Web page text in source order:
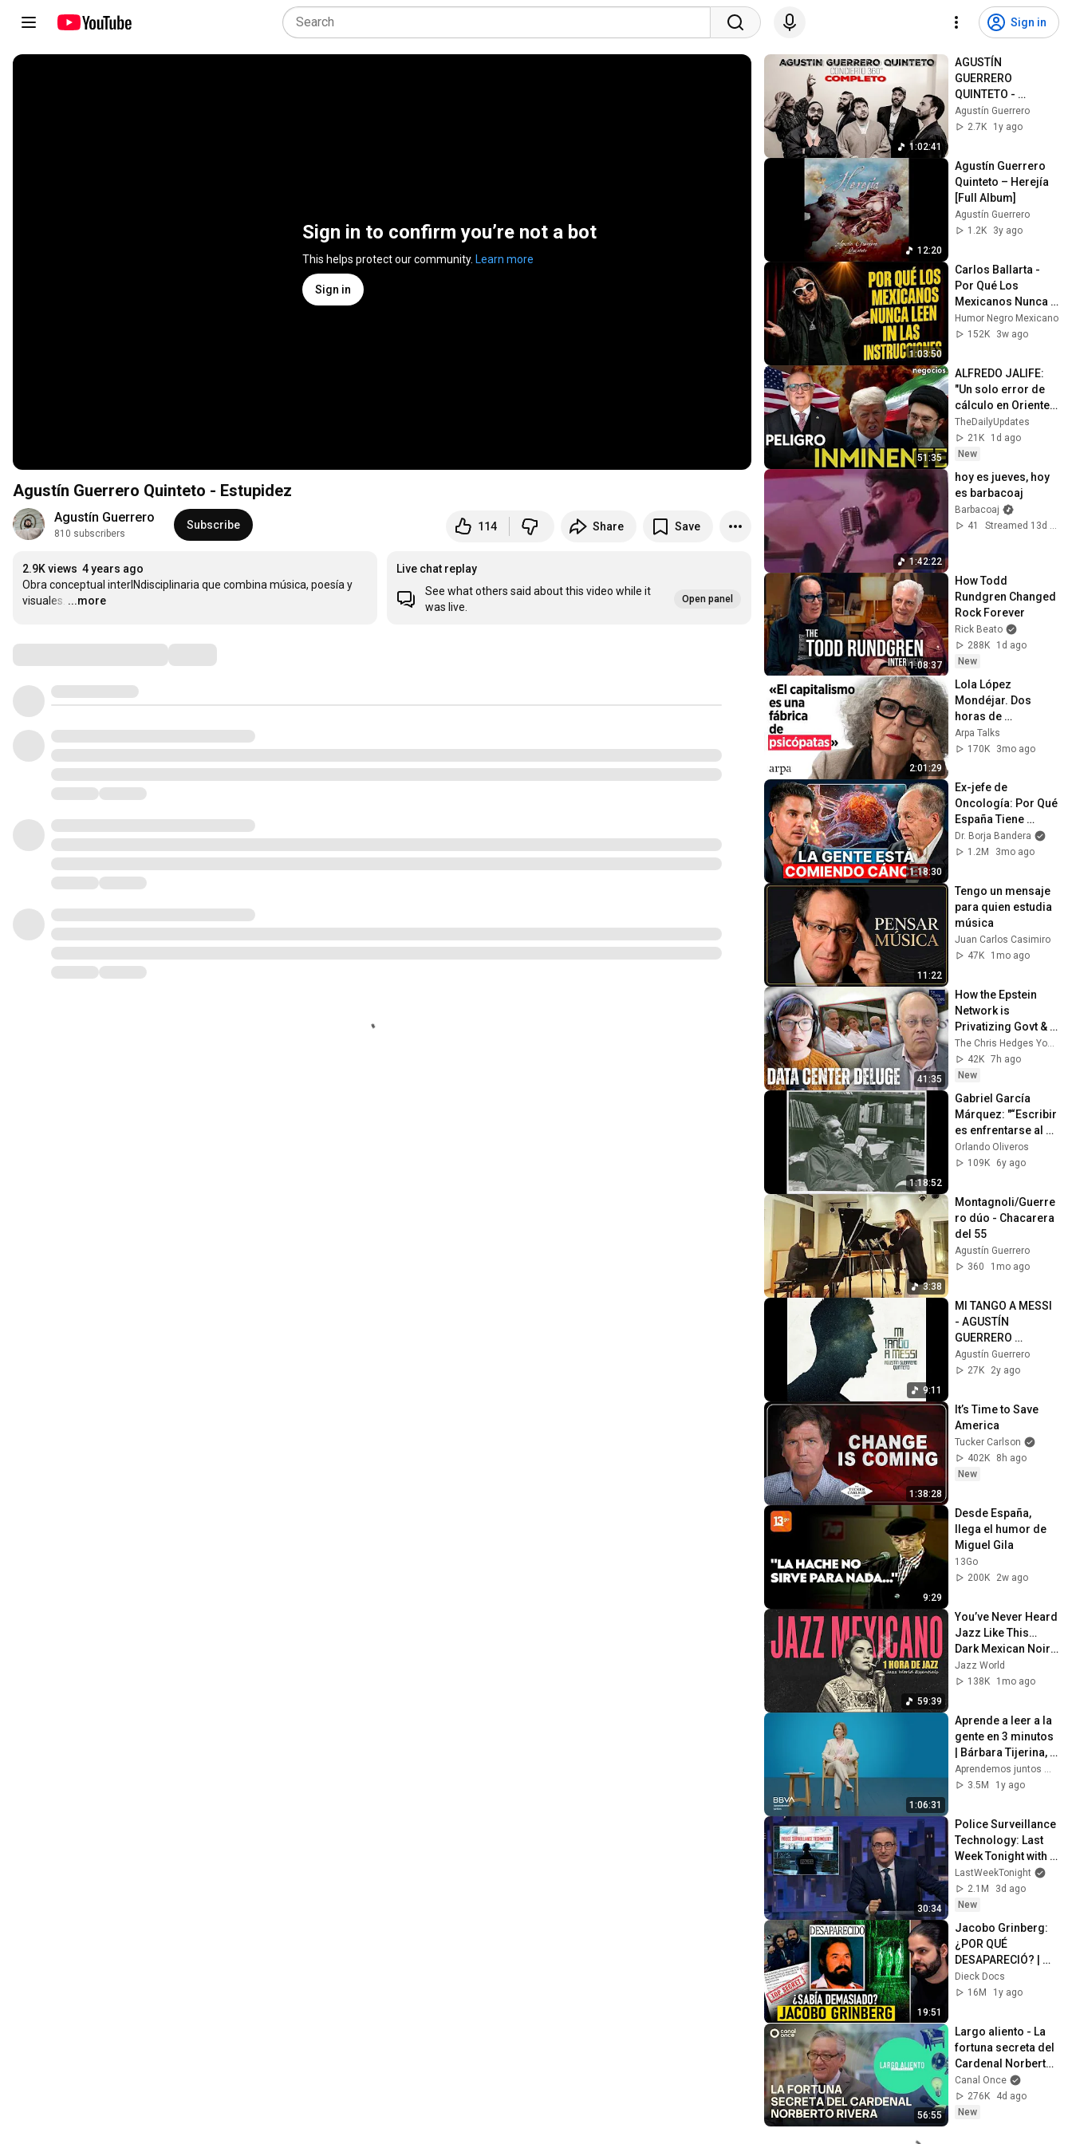
Sign in
Sign in to confirm you’re not a bot
This helps protect our community. Learn more
Sign in
Agustín Guerrero Quinteto - Estupidez
Agustín Guerrero
810 subscribers
Subscribe 114 Share Save
2.9K views 4 years ago
Obra conceptual interINdisciplinaria que combina música, poesía y
visuales. …
...more
Live chat replay
See what others said about this video while it
was live.
Open panel
1:02:41
AGUSTÍN
GUERRERO
QUINTETO -
Concierto 360°
completo
Agustín Guerrero
2.7K
1y ago
12:20
Agustín Guerrero
Quinteto – Herejía
[Full Album]
Agustín Guerrero
1.2K
3y ago
1:03:50
Carlos Ballarta -
Por Qué Los
Mexicanos Nunca
Leen Las
Instrucciones -
Humor Negro Mexicano
152K
3w ago
51:35
ALFREDO JALIFE:
"Un solo error de
cálculo en Oriente
Medio sería un acto
suicida para EEUU
o Irán"
TheDailyUpdates
21K
1d ago
New
1:42:22
hoy es jueves, hoy
es barbacoaj
Barbacoaj
41
1:08:37
How Todd
Rundgren Changed
Rock Forever
Rick Beato
288K
1d ago
New
2:01:29
Lola López
Mondéjar. Dos
horas de
psicoanálisis | Arpa
Talks (107)
Arpa Talks
170K
3mo ago
1:18:30
Ex-jefe de
Oncología: Por Qué
España Tiene
Tantos Casos de
Cáncer (la
plato)
Dr. Borja Bandera
1.2M
3mo ago
11:22
Tengo un mensaje
para quien estudia
música
Juan Carlos Casimiro
47K
1mo ago
41:35
How the Epstein
Network is
Privatizing Govt &
Building the
Surveillance
State(w/Whitney
Webb) |TCHR
The Chris Hedges YouTube Channel
42K 7h ago
New
1:18:52
Gabriel García
Márquez: "“Escribir
es enfrentarse al
monstruo de la
escritura”
Orlando Oliveros
109K
6y ago
3:38
Montagnoli/Guerre
ro dúo - Chacarera
del 55
Agustín Guerrero
360
1mo ago
9:11
MI TANGO A MESSI
- AGUSTÍN
GUERRERO
QUINTETO
Agustín Guerrero
27K
2y ago
1:38:28
It’s Time to Save
America
Tucker Carlson
402K
8h ago
New
9:29
Desde España,
llega el humor de
Miguel Gila
13Go
200K
2w ago
59:39
You’ve Never Heard
Jazz Like This…
Dark Mexican Noir
Jazz Mix
Jazz World
138K
1mo ago
1:06:31
Aprende a leer a la
gente en 3 minutos
| Bárbara Tijerina,
experta en
comunicación no
3.5M
1y ago
30:34
Police Surveillance
Technology: Last
Week Tonight with
John Oliver (HBO)
LastWeekTonight
2.1M
3d ago
New
19:51
Jacobo Grinberg:
¿POR QUÉ
DESAPARECIÓ? |
Documental
Dieck Docs
16M
1y ago
56:55
Largo aliento - La
fortuna secreta del
Cardenal Norberto
Rivera (01/08/2026)
Canal Once
276K
4d ago
New